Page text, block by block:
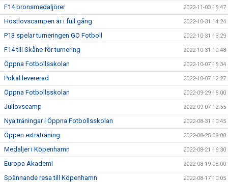
F14 bronsmedaljörer 2022-11-03 15:47
Höstlovscampen är i full gång 2022-10-31 14:24
P13 spelar turneringen GO Fotboll 2022-10-31 13:29
F14 till Skåne för turnering 2022-10-31 10:48
Öppna Fotbollsskolan 2022-10-07 15:34
Pokal levererad 2022-10-07 12:27
Öppna Fotbollsskolan 2022-09-29 15:00
Jullovscamp 2022-09-07 12:55
Nya träningar i Öppna Fotbollsskolan 2022-08-31 10:45
Öppen extraträning 2022-08-25 08:00
Medaljer i Köpenhamn 2022-08-21 16:30
Europa Akademi 2022-08-19 08:00
Spännande resa till Köpenhamn 2022-08-17 10:05